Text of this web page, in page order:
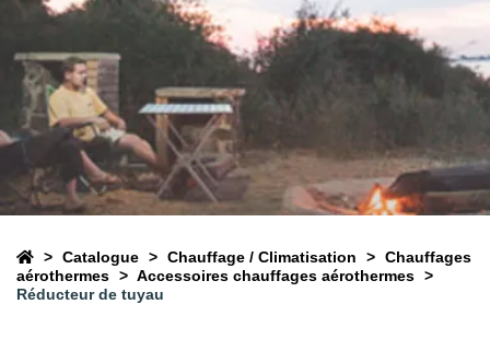
Catalogue Chauffage / Climatisation
Chauffages
aérothermes
Accessoires chauffages aérothermes
Réducteur de tuyau